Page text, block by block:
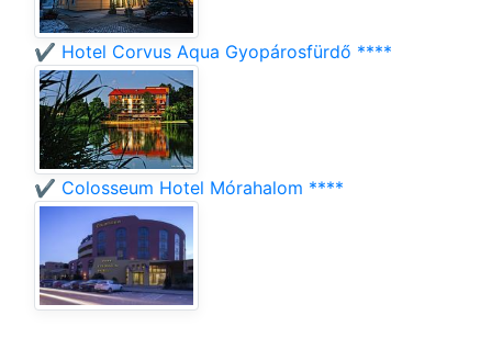
✔️ Hotel Corvus Aqua Gyopárosfürdő ****
✔️ Colosseum Hotel Mórahalom ****